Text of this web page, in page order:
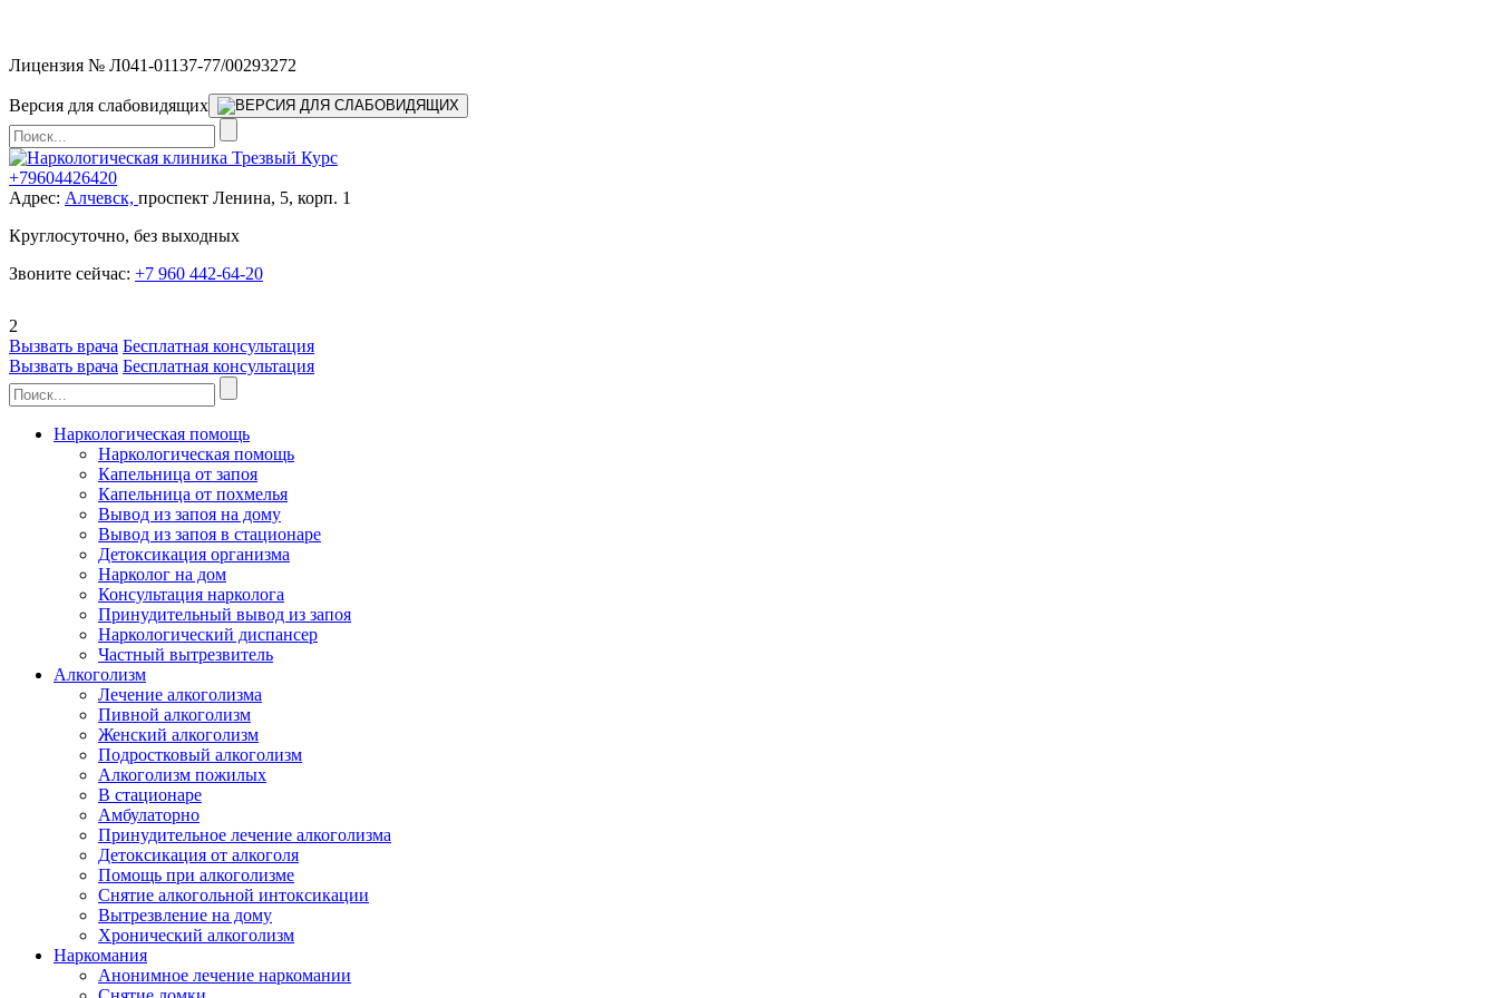
Лицензия № Л041-01137-77/00293272
Версия для слабовидящих
+79604426420
Адрес: Алчевск, проспект Ленина, 5, корп. 1
Круглосуточно, без выходных
Звоните сейчас: +7 960 442-64-20
2
Вызвать врача Бесплатная консультация
Вызвать врача Бесплатная консультация
Наркологическая помощь
Наркологическая помощь
Капельница от запоя
Капельница от похмелья
Вывод из запоя на дому
Вывод из запоя в стационаре
Детоксикация организма
Нарколог на дом
Консультация нарколога
Принудительный вывод из запоя
Наркологический диспансер
Частный вытрезвитель
Алкоголизм
Лечение алкоголизма
Пивной алкоголизм
Женский алкоголизм
Подростковый алкоголизм
Алкоголизм пожилых
В стационаре
Амбулаторно
Принудительное лечение алкоголизма
Детоксикация от алкоголя
Помощь при алкоголизме
Снятие алкогольной интоксикации
Вытрезвление на дому
Хронический алкоголизм
Наркомания
Анонимное лечение наркомании